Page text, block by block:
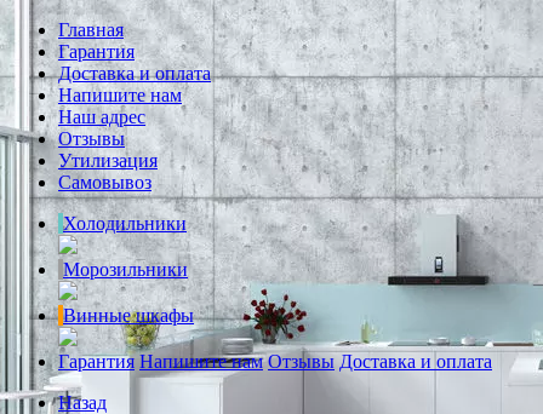
Главная
Гарантия
Доставка и оплата
Напишите нам
Наш адрес
Отзывы
Утилизация
Самовывоз
Холодильники
Морозильники
Винные шкафы
Гарантия Напишите нам Отзывы Доставка и оплата
Назад